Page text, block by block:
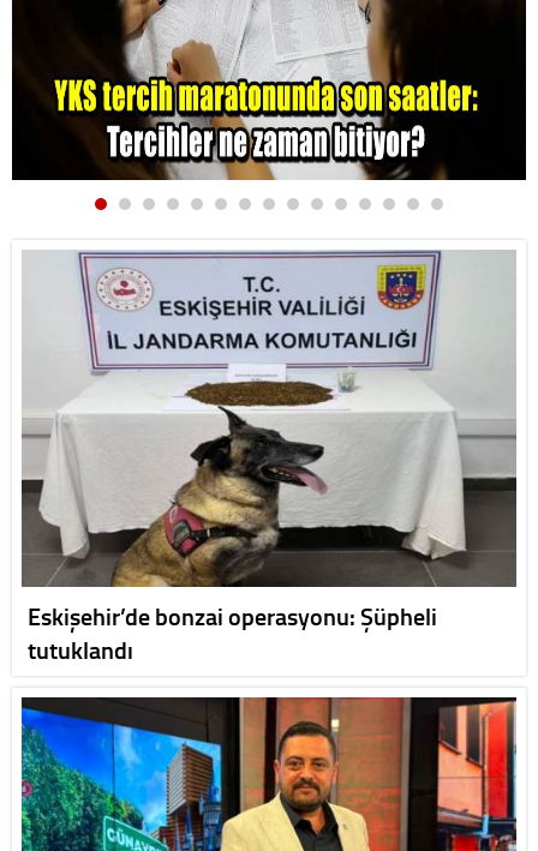
Eskişehir’de bonzai operasyonu: Şüpheli
tutuklandı